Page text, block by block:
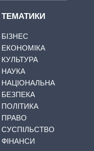
ТЕМАТИКИ
БІЗНЕС
ЕКОНОМІКА
КУЛЬТУРА
НАУКА
НАЦІОНАЛЬНА
БЕЗПЕКА
ПОЛІТИКА
ПРАВО
СУСПІЛЬСТВО
ФІНАНСИ